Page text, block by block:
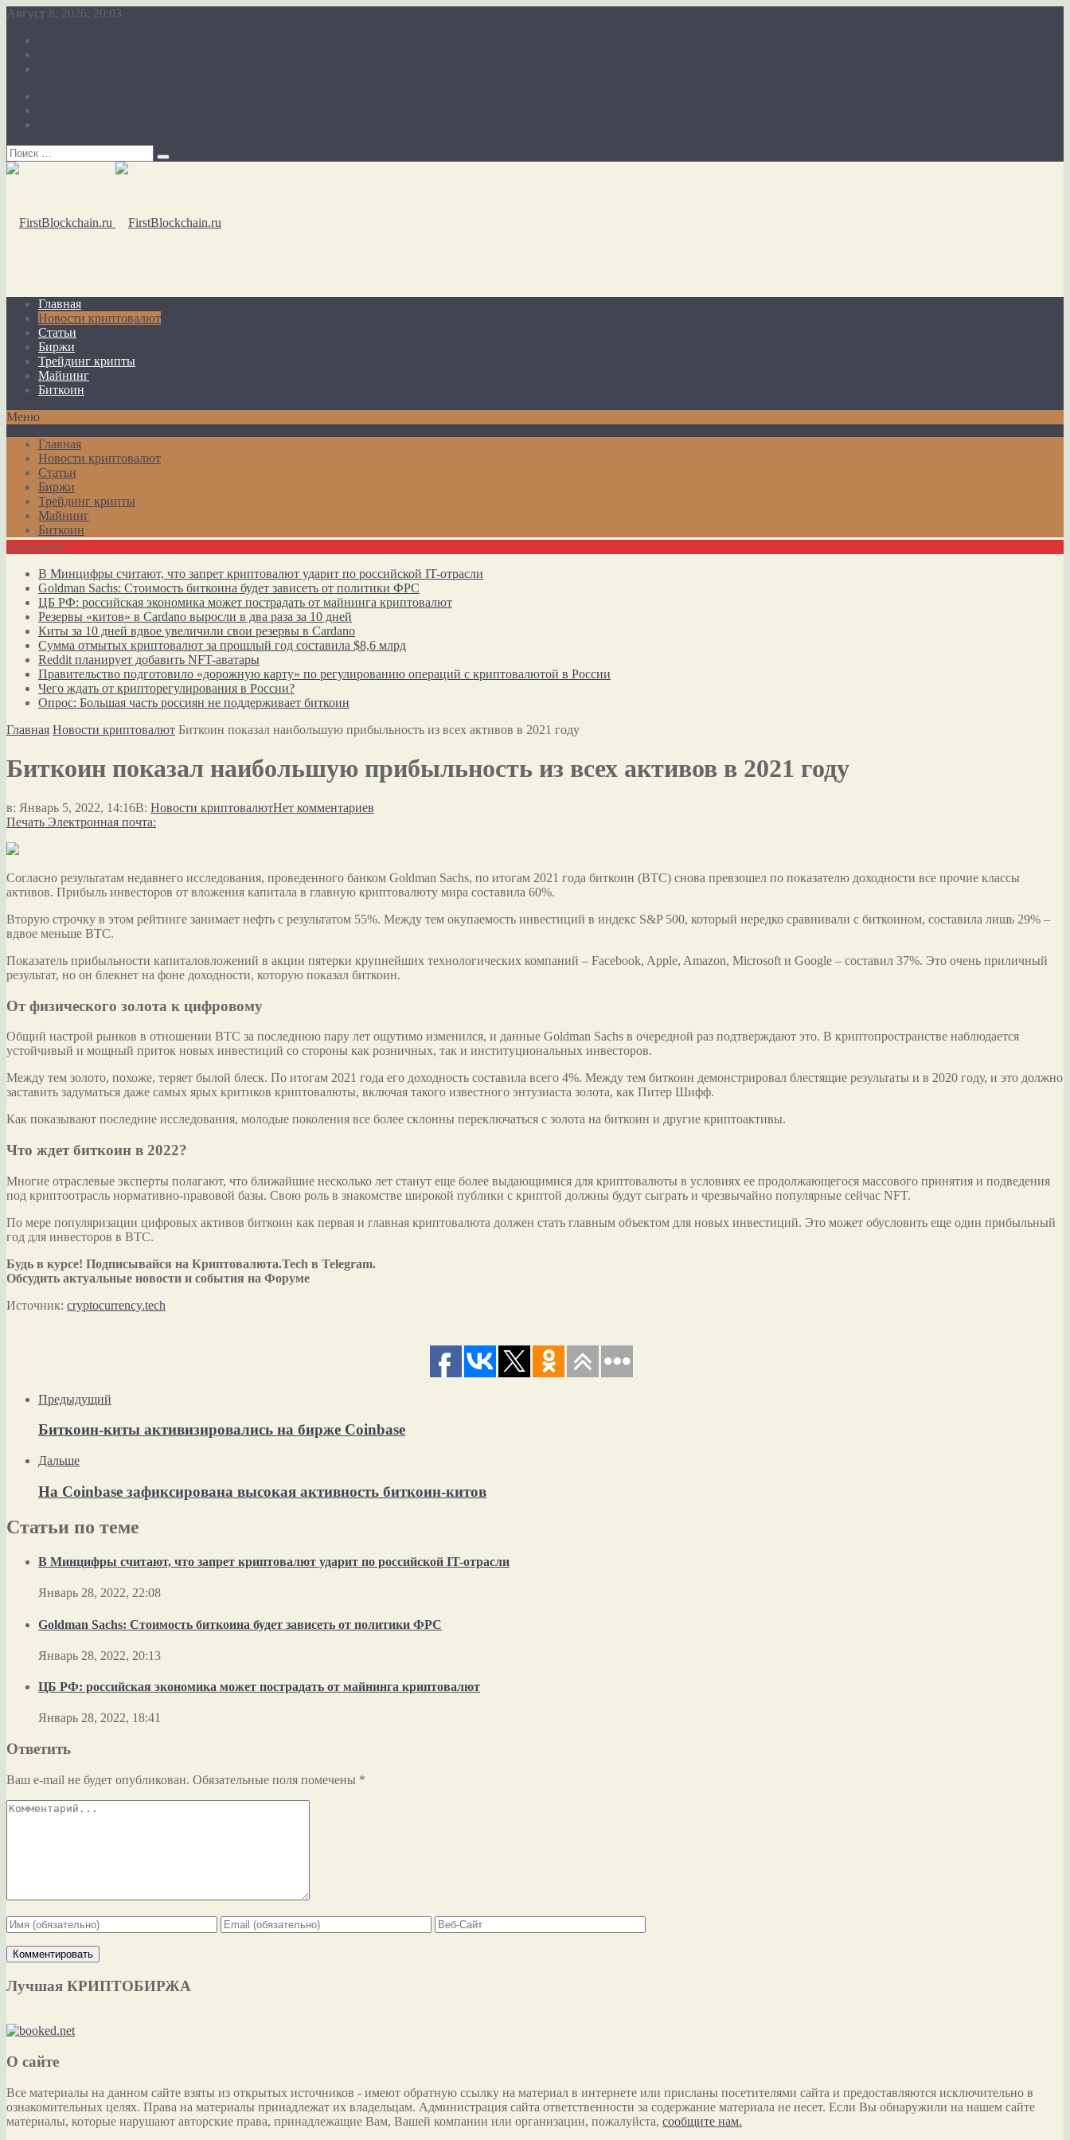
Август 8, 2026, 20:03
Главная
Новости криптовалют
Статьи
Биржи
Трейдинг крипты
Майнинг
Биткоин
Меню
Главная
Новости криптовалют
Статьи
Биржи
Трейдинг крипты
Майнинг
Биткоин
Актуально
В Минцифры считают, что запрет криптовалют ударит по российской IT-отрасли
Goldman Sachs: Стоимость биткоина будет зависеть от политики ФРС
ЦБ РФ: российская экономика может пострадать от майнинга криптовалют
Резервы «китов» в Cardano выросли в два раза за 10 дней
Киты за 10 дней вдвое увеличили свои резервы в Cardano
Сумма отмытых криптовалют за прошлый год составила $8,6 млрд
Reddit планирует добавить NFT-аватары
Правительство подготовило «дорожную карту» по регулированию операций с криптовалютой в России
Чего ждать от крипторегулирования в России?
Опрос: Большая часть россиян не поддерживает биткоин
Главная Новости криптовалют Биткоин показал наибольшую прибыльность из всех активов в 2021 году
Биткоин показал наибольшую прибыльность из всех активов в 2021 году
в: Январь 5, 2022, 14:16В: Новости криптовалютНет комментариев
Печать Электронная почта:
Согласно результатам недавнего исследования, проведенного банком Goldman Sachs, по итогам 2021 года биткоин (BTC) снова превзошел по показателю доходности все прочие классы
активов. Прибыль инвесторов от вложения капитала в главную криптовалюту мира составила 60%.
Вторую строчку в этом рейтинге занимает нефть с результатом 55%. Между тем окупаемость инвестиций в индекс S&P 500, который нередко сравнивали с биткоином, составила лишь 29% –
вдвое меньше BTC.
Показатель прибыльности капиталовложений в акции пятерки крупнейших технологических компаний – Facebook, Apple, Amazon, Microsoft и Google – составил 37%. Это очень приличный
результат, но он блекнет на фоне доходности, которую показал биткоин.
От физического золота к цифровому
Общий настрой рынков в отношении BTC за последнюю пару лет ощутимо изменился, и данные Goldman Sachs в очередной раз подтверждают это. В криптопространстве наблюдается
устойчивый и мощный приток новых инвестиций со стороны как розничных, так и институциональных инвесторов.
Между тем золото, похоже, теряет былой блеск. По итогам 2021 года его доходность составила всего 4%. Между тем биткоин демонстрировал блестящие результаты и в 2020 году, и это должно
заставить задуматься даже самых ярых критиков криптовалюты, включая такого известного энтузиаста золота, как Питер Шифф.
Как показывают последние исследования, молодые поколения все более склонны переключаться с золота на биткоин и другие криптоактивы.
Что ждет биткоин в 2022?
Многие отраслевые эксперты полагают, что ближайшие несколько лет станут еще более выдающимися для криптовалюты в условиях ее продолжающегося массового принятия и подведения
под криптоотрасль нормативно-правовой базы. Свою роль в знакомстве широкой публики с криптой должны будут сыграть и чрезвычайно популярные сейчас NFT.
По мере популяризации цифровых активов биткоин как первая и главная криптовалюта должен стать главным объектом для новых инвестиций. Это может обусловить еще один прибыльный
год для инвесторов в BTC.
Будь в курсе! Подписывайся на Криптовалюта.Tech в Telegram.
Обсудить актуальные новости и события на Форуме
Источник: cryptocurrency.tech
Предыдущий
Биткоин-киты активизировались на бирже Coinbase
Дальше
На Coinbase зафиксирована высокая активность биткоин-китов
Статьи по теме
В Минцифры считают, что запрет криптовалют ударит по российской IT-отрасли
Январь 28, 2022, 22:08
Goldman Sachs: Стоимость биткоина будет зависеть от политики ФРС
Январь 28, 2022, 20:13
ЦБ РФ: российская экономика может пострадать от майнинга криптовалют
Январь 28, 2022, 18:41
Ответить
Ваш e-mail не будет опубликован. Обязательные поля помечены *
Лучшая КРИПТОБИРЖА
О сайте
Все материалы на данном сайте взяты из открытых источников - имеют обратную ссылку на материал в интернете или присланы посетителями сайта и предоставляются исключительно в
ознакомительных целях. Права на материалы принадлежат их владельцам. Администрация сайта ответственности за содержание материала не несет. Если Вы обнаружили на нашем сайте
материалы, которые нарушают авторские права, принадлежащие Вам, Вашей компании или организации, пожалуйста, сообщите нам.